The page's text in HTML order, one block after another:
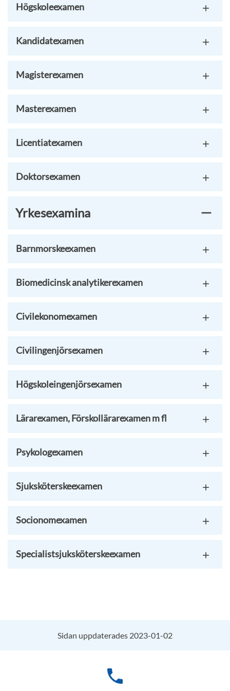
Högskoleexamen
Kandidatexamen
Magisterexamen
Masterexamen
Licentiatexamen
Doktorsexamen
Yrkesexamina
Barnmorskeexamen
Biomedicinsk analytikerexamen
Civilekonomexamen
Civilingenjörsexamen
Högskoleingenjörsexamen
Lärarexamen, Förskollärarexamen m fl
Psykologexamen
Sjuksköterskeexamen
Socionomexamen
Specialistsjuksköterskeexamen
Sidan uppdaterades 2023-01-02
phone